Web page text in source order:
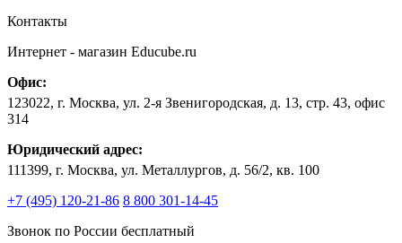
Контакты
Интернет - магазин Educube.ru
Офис:
123022, г. Москва, ул. 2-я Звенигородская, д. 13, стр. 43, офис
314
Юридический адрес:
111399, г. Москва, ул. Металлургов, д. 56/2, кв. 100
+7 (495) 120-21-86 8 800 301-14-45
Звонок по России бесплатный